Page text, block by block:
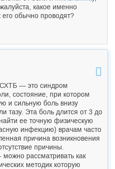
какое именно
его обычно проводят?
— это синдром
состояние, при котором
и сильную боль внизу
тазу. Эта боль длится от 3 до
ее точную физическую
инфекцию) врачам часто
причина возникновения
причины.
рассматривать как
методик которую